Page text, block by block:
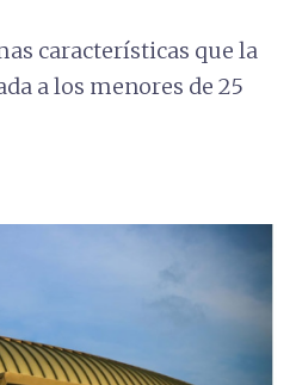
características que la
a los menores de 25